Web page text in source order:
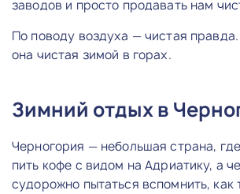
заводов и просто продавать нам
По поводу воздуха — чистая
она чистая зимой в горах.
Зимний отдых в
Черногория — небольшая страна,
пить кофе с видом на Адриатику, а
судорожно пытаться вспомнить, как